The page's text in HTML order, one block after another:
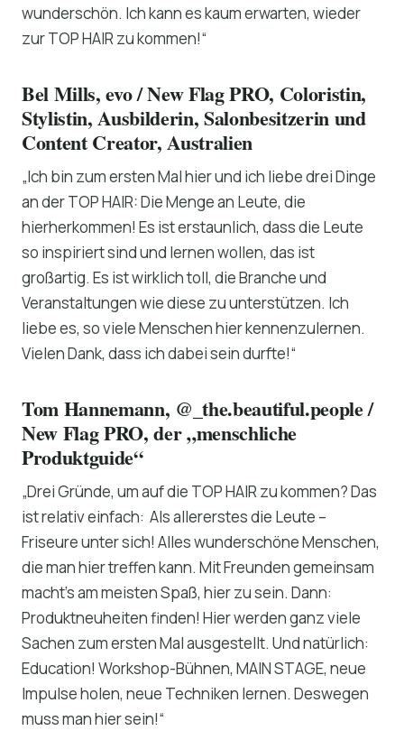
wunderschön. Ich kann es kaum erwarten, wieder
zur TOP HAIR zu kommen!“
Bel Mills, evo / New Flag PRO, Coloristin,
Stylistin, Ausbilderin, Salonbesitzerin und
Content Creator, Australien
„Ich bin zum ersten Mal hier und ich liebe drei Dinge
an der TOP HAIR: Die Menge an Leute, die
hierherkommen! Es ist erstaunlich, dass die Leute
so inspiriert sind und lernen wollen, das ist
großartig. Es ist wirklich toll, die Branche und
Veranstaltungen wie diese zu unterstützen. Ich
liebe es, so viele Menschen hier kennenzulernen.
Vielen Dank, dass ich dabei sein durfte!“
Tom Hannemann, @_the.beautiful.people /
New Flag PRO, der „menschliche
Produktguide“
„Drei Gründe, um auf die TOP HAIR zu kommen? Das
ist relativ einfach: Als allererstes die Leute –
Friseure unter sich! Alles wunderschöne Menschen,
die man hier treffen kann. Mit Freunden gemeinsam
macht’s am meisten Spaß, hier zu sein. Dann:
Produktneuheiten finden! Hier werden ganz viele
Sachen zum ersten Mal ausgestellt. Und natürlich:
Education! Workshop-Bühnen, MAIN STAGE, neue
Impulse holen, neue Techniken lernen. Deswegen
muss man hier sein!“